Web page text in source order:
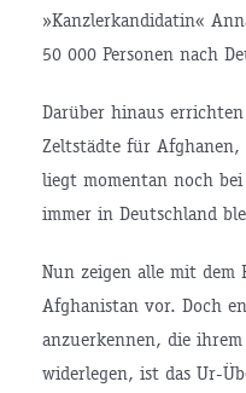
»Kanzlerkandidatin«
50 000 Personen nach
Darüber hinaus
Zeltstädte für Afghanen,
liegt momentan noch bei
immer in Deutschland
Nun zeigen alle mit dem
Afghanistan vor. Doch
anzuerkennen, die
widerlegen, ist das Ur-